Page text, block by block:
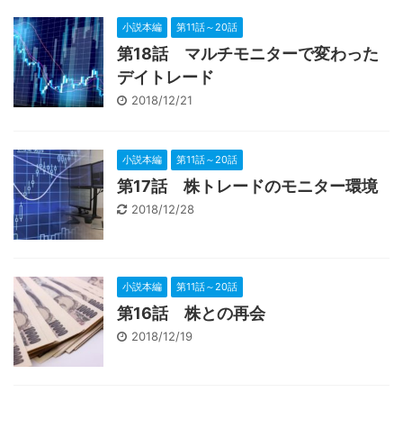
小説本編 第11話～20話
第18話 マルチモニターで変わった
デイトレード
2018/12/21
小説本編 第11話～20話
第17話 株トレードのモニター環境
2018/12/28
小説本編 第11話～20話
第16話 株との再会
2018/12/19